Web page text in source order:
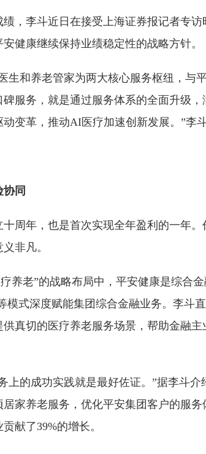
绩，李斗近日在接受上海证券报记者专
健康继续保持业绩稳定性的战略方针。
生和养老管家为两大核心服务枢纽，与
服务，就是通过服务体系的全面升级
变革，推动AI医疗加速创新发展。”李斗
同
周年，也是首次实现全年盈利的一年
非凡。
养老”的战略布局中，平安健康是综合
模式深度赋能集团综合金融业务。李斗
真切的医疗养老服务场景，帮助金融
上的成功实践就是最好佐证。”据李斗
家养老服务，优化平安集团客户的服
献了39%的增长。